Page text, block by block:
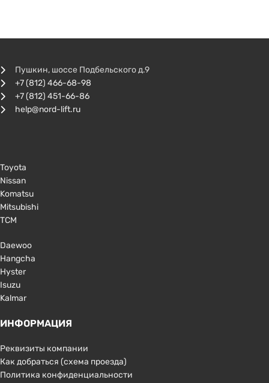
Пушкин, шоссе Подбельского д.9
+7 (812) 466-68-98
+7 (812) 451-66-86
help@nord-lift.ru
Toyota
Nissan
Komatsu
Mitsubishi
TCM
Daewoo
Hangcha
Hyster
Isuzu
Kalmar
ИНФОРМАЦИЯ
Реквизиты компании
Как добраться (схема проезда)
Политика конфиденциальности